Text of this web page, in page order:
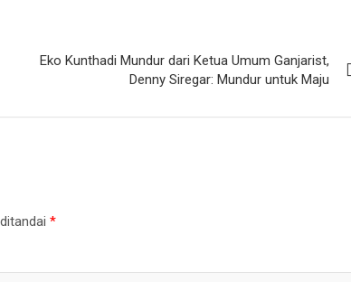
Eko Kunthadi Mundur dari Ketua Umum Ganjarist,
Denny Siregar: Mundur untuk Maju
*